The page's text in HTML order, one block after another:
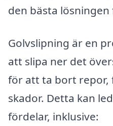
den bästa
Golvslipning är en
att slipa ner det
för att ta bort repor,
skador. Detta kan
fördelar, inklusive: